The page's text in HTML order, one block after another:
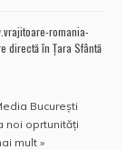
romania-
directă în Țara Sfântă
București
noi oprtunități
mult »